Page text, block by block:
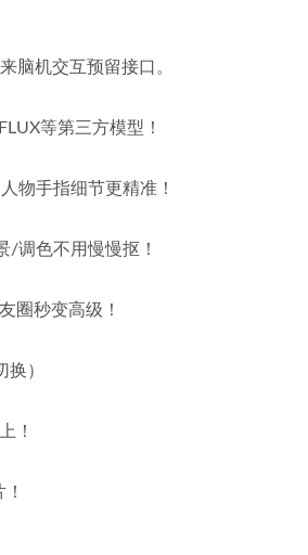
脑机交互预留接口。
等第三方模型！
物手指细节更精准！
/调色不用慢慢抠！
圈秒变高级！
）
！